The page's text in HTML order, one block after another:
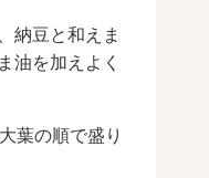
納豆と和えま
油を加えよく
葉の順で盛り